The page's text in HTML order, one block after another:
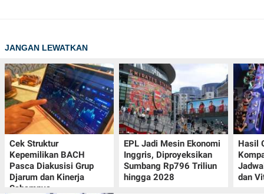
JANGAN LEWATKAN
Cek Struktur
Kepemilikan BACH
Pasca Diakusisi Grup
Djarum dan Kinerja
Sahamnya
EPL Jadi Mesin Ekonomi
Inggris, Diproyeksikan
Sumbang Rp796 Triliun
hingga 2028
Hasil
dan